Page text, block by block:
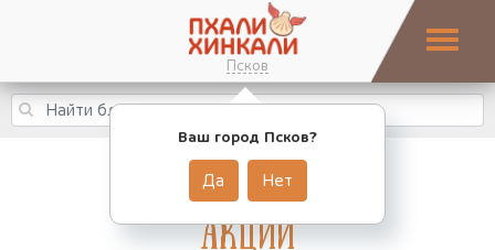
Псков
Ваш город Псков?
Да Нет
Акции